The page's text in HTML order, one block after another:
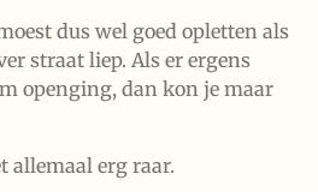
moest dus wel goed opletten als
straat liep. Als er ergens
openging, dan kon je maar
allemaal erg raar.